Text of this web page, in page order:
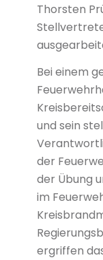
Thorsten
Bei einem
und sein
der
der Übung
im
ergriffen